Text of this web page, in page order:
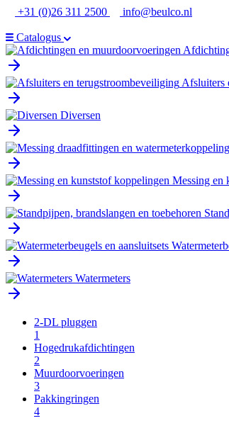
Ga
de
inhoud
+31 (0)26 311 2500 info@beulco.nl
Catalogus
Afsluiters
Diversen
Messing en
Watermeters
2-DL pluggen
1
Hogedrukafdichtingen
2
Muurdoorvoeringen
3
Pakkingringen
4